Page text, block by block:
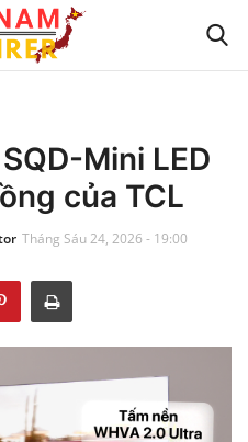
Mini LED
của TCL
Tháng Sáu 24, 2026 - 19:00